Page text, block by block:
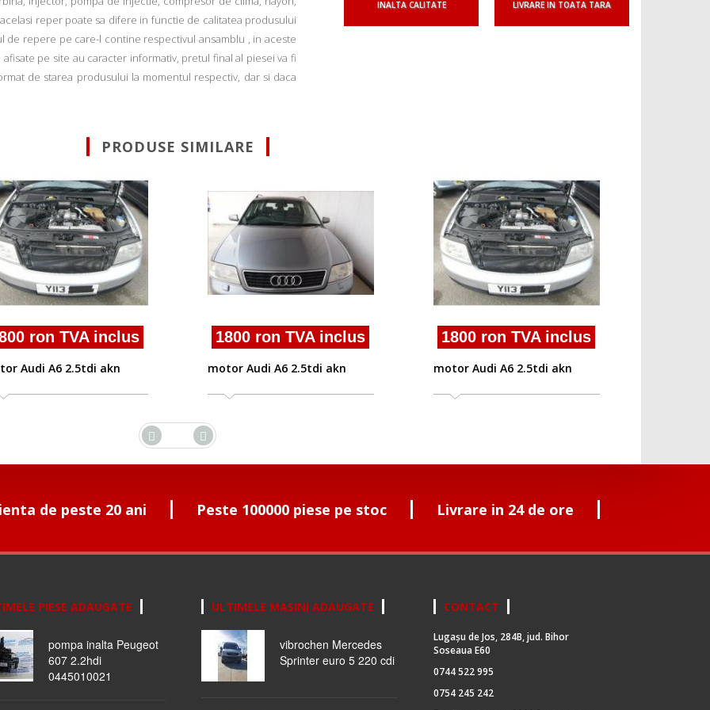
reper poate sa difere in functie de calitatea produsului
de repere pe care-l contine respectivul ansamblu , in aceste
pe site au caracter informativ, pretul final al piesei va fi
de starea produsului la momentul respectiv, dar si daca
INALTA CALITATE LIVRARE IN TOATA TARA
PRODUSE SIMILARE
ron TVA inclus
Audi A6 2.5tdi akn
1800 ron TVA inclus
motor Audi A6 2.5tdi akn
1800 ron TVA inclus
motor Audi A6 2.5tdi akn
de peste 20 ani Peste 100000 piese pe stoc Livrare in 24 de ore
PIESE ADAUGATE
pompa inalta Peugeot
607 2.2hdi
0445010021
ULTIMELE MASINI ADAUGATE
vibrochen Mercedes
Sprinter euro 5 220 cdi
CONTACT
Lugașu de Jos, 284B, jud. Bihor
Soseaua E60
0744 522 995
0754 245 242